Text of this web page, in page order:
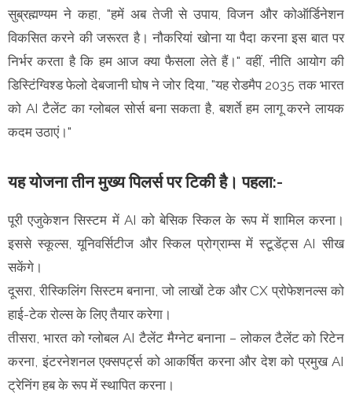
सुब्रह्मण्यम ने कहा, "हमें अब तेजी से उपाय, विजन और कोऑर्डिनेशन
विकसित करने की जरूरत है। नौकरियां खोना या पैदा करना इस बात पर
निर्भर करता है कि हम आज क्या फैसला लेते हैं।" वहीं, नीति आयोग की
डिस्टिंग्विश्ड फेलो देबजानी घोष ने जोर दिया, "यह रोडमैप 2035 तक भारत
को AI टैलेंट का ग्लोबल सोर्स बना सकता है, बशर्ते हम लागू करने लायक
कदम उठाएं।"
यह योजना तीन मुख्य पिलर्स पर टिकी है। पहला:-
पूरी एजुकेशन सिस्टम में AI को बेसिक स्किल के रूप में शामिल करना।
इससे स्कूल्स, यूनिवर्सिटीज और स्किल प्रोग्राम्स में स्टूडेंट्स AI सीख
सकेंगे।
दूसरा, रीस्किलिंग सिस्टम बनाना, जो लाखों टेक और CX प्रोफेशनल्स को
हाई-टेक रोल्स के लिए तैयार करेगा।
तीसरा, भारत को ग्लोबल AI टैलेंट मैग्नेट बनाना – लोकल टैलेंट को रिटेन
करना, इंटरनेशनल एक्सपर्ट्स को आकर्षित करना और देश को प्रमुख AI
ट्रेनिंग हब के रूप में स्थापित करना।